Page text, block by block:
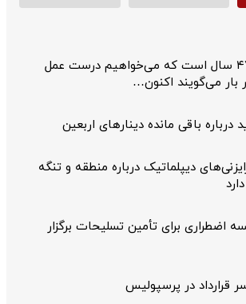
پزشکیان: ۴۷ سال است که می‌خواهیم درست عمل
بار می‌گویند اکنون…
باقی مانده دینارهای اربعین
دیپلماتیک درباره منطقه و تنگه
اضطراری برای تأمین تسلیحات برگزار
قرارداد در پرسپولیس